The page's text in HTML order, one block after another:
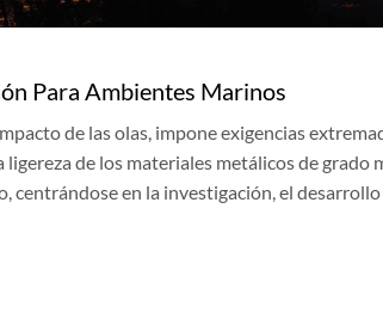
Para Ambientes Marinos
de las olas, impone exigencias
de los materiales metálicos de
centrándose en la investigación, el